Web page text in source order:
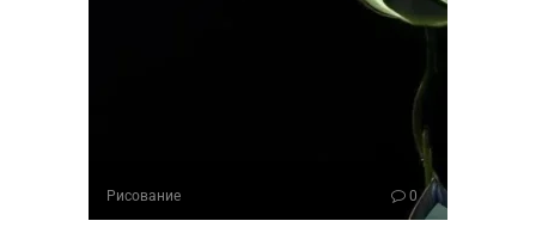
Рисование 0